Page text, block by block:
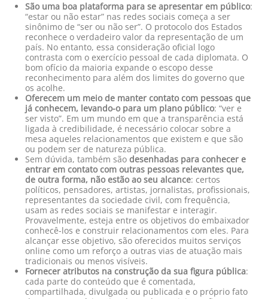
São uma boa plataforma para se apresentar em público:
“estar ou não estar” nas redes sociais começa a ser
sinônimo de “ser ou não ser”. O protocolo dos Estados
reconhece o verdadeiro valor da representação de um
país. No entanto, essa consideração oficial logo
contrasta com o exercício pessoal de cada diplomata. O
bom ofício da maioria expande o escopo desse
reconhecimento para além dos limites do governo que
os acolhe.
Oferecem um meio de manter contato com pessoas que
já conhecem, levando-o para um plano público: “ver e
ser visto”. Em um mundo em que a transparência está
ligada à credibilidade, é necessário colocar sobre a
mesa aqueles relacionamentos que existem e que são
ou podem ser de natureza pública.
Sem dúvida, também são desenhadas para conhecer e
entrar em contato com outras pessoas relevantes que,
de outra forma, não estão ao seu alcance: certos
políticos, pensadores, artistas, jornalistas, profissionais,
representantes da sociedade civil, com frequência,
usam as redes sociais se manifestar e interagir.
Provavelmente, esteja entre os objetivos do embaixador
conhecê-los e construir relacionamentos com eles. Para
alcançar esse objetivo, são oferecidos muitos serviços
online como um reforço a outras vias de atuação mais
tradicionais ou menos visíveis.
Fornecer atributos na construção da sua figura pública:
cada parte do conteúdo que é comentada,
compartilhada, divulgada ou publicada e o próprio fato